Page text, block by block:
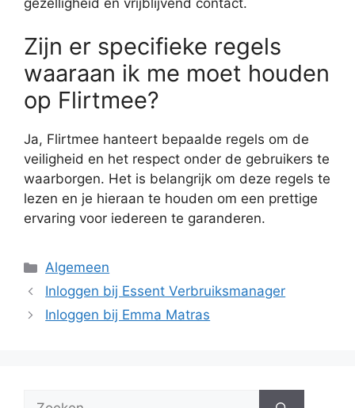
Zijn er specifieke regels
waaraan ik me moet houden
op Flirtmee?
Ja, Flirtmee hanteert bepaalde regels om de
veiligheid en het respect onder de gebruikers te
waarborgen. Het is belangrijk om deze regels te
lezen en je hieraan te houden om een prettige
ervaring voor iedereen te garanderen.
Categorieën
Algemeen
Inloggen bij Essent Verbruiksmanager
Inloggen bij Emma Matras
Zoek